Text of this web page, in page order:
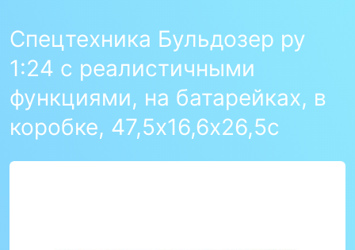
Спецтехника Бульдозер ру
1:24 с реалистичными
функциями, на батарейках, в
коробке, 47,5х16,6х26,5с